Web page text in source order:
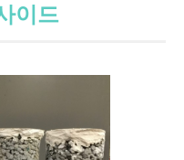
이드